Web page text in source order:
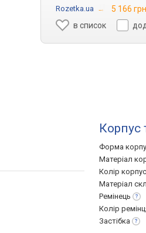
Rozetka.ua → 5 166 грн.
в список
Корпус
Форма
Матеріал
Колір
Матеріал
Ремінець
Колір
Застібка